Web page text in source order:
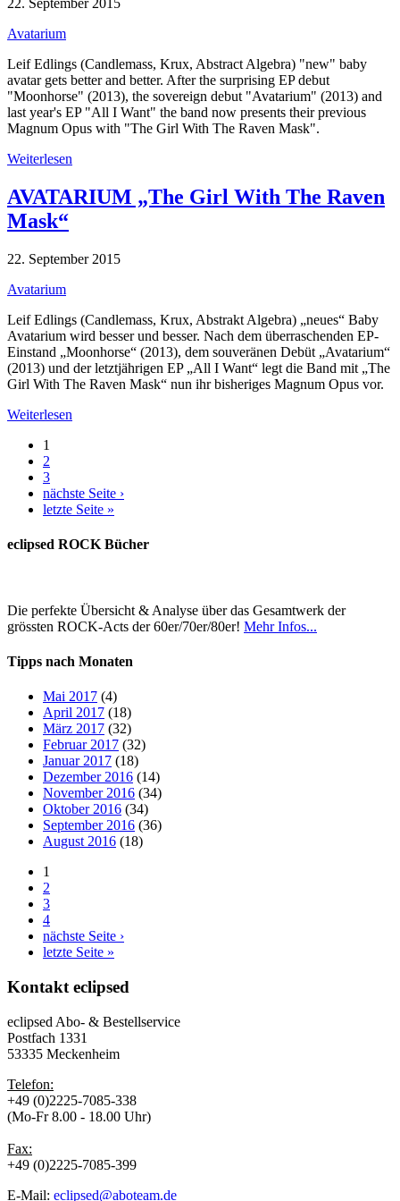
22. September 2015
Avatarium
Leif Edlings (Candlemass, Krux, Abstract Algebra) "new" baby
avatar gets better and better. After the surprising EP debut
"Moonhorse" (2013), the sovereign debut "Avatarium" (2013) and
last year's EP "All I Want" the band now presents their previous
Magnum Opus with "The Girl With The Raven Mask".
Weiterlesen
AVATARIUM „The Girl With The Raven
Mask“
22. September 2015
Avatarium
Leif Edlings (Candlemass, Krux, Abstrakt Algebra) „neues“ Baby
Avatarium wird besser und besser. Nach dem überraschenden EP-
Einstand „Moonhorse“ (2013), dem souveränen Debüt „Avatarium“
(2013) und der letztjährigen EP „All I Want“ legt die Band mit „The
Girl With The Raven Mask“ nun ihr bisheriges Magnum Opus vor.
Weiterlesen
1
2
3
nächste Seite ›
letzte Seite »
eclipsed ROCK Bücher
Die perfekte Übersicht & Analyse über das Gesamtwerk der
grössten ROCK-Acts der 60er/70er/80er! Mehr Infos...
Tipps nach Monaten
Mai 2017 (4)
April 2017 (18)
März 2017 (32)
Februar 2017 (32)
Januar 2017 (18)
Dezember 2016 (14)
November 2016 (34)
Oktober 2016 (34)
September 2016 (36)
August 2016 (18)
1
2
3
4
nächste Seite ›
letzte Seite »
Kontakt eclipsed
eclipsed Abo- & Bestellservice
Postfach 1331
53335 Meckenheim
Telefon:
+49 (0)2225-7085-338
(Mo-Fr 8.00 - 18.00 Uhr)
Fax:
+49 (0)2225-7085-399
E-Mail: eclipsed@aboteam.de